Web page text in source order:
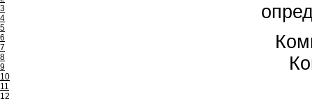
3
4
5
6
7
8
9
10
11
12